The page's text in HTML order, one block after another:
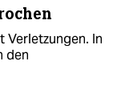
Verletzungen. In
den